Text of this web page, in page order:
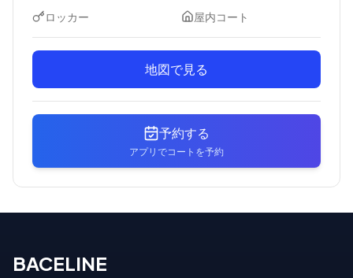
ロッカー
屋内コート
地図で見る
予約する
アプリでコートを予約
BACELINE